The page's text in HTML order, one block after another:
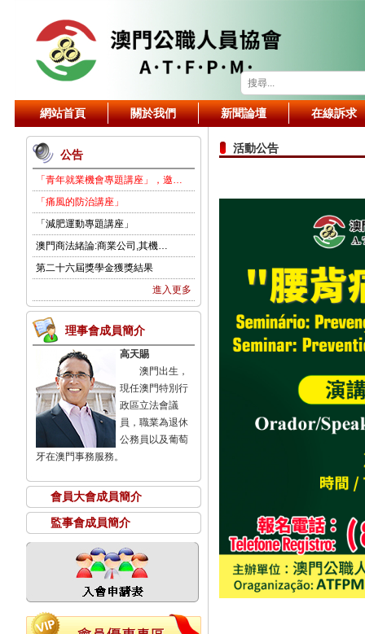
網站首頁 關於我們 新聞論壇 在線訴求
公告
「青年就業機會專題講座」，邀…
「痛風的防治講座」
「減肥運動專題講座」
澳門商法緒論:商業公司,其機…
第二十六屆獎學金獲獎結果
進入更多
理事會成員簡介
高天賜
澳門出生，
現任澳門特別行
政區立法會議
員，職業為退休
公務員以及葡萄
牙在澳門事務服務。
會員大會成員簡介
監事會成員簡介
活動公告